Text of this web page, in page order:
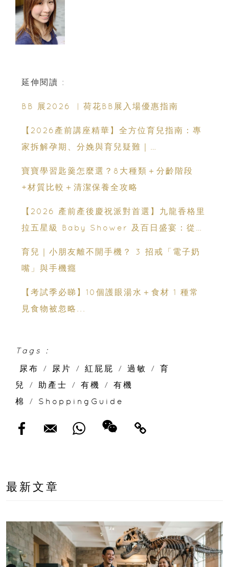
延伸閱讀 :
BB 展2026 ︳荷花BB展入場優惠指南
【2026產前講座精華】全方位育兒指南：專
家拆解孕期、分娩與育兒疑難｜
寶寶學習匙羹怎麼選？8大種類＋分齡階段
+材質比較＋清潔保養全攻略
【2026 產前產後慶祝派對首選】九龍香格里
拉五星級 Baby Shower 及百日盛宴：從米
育兒｜小朋友離不開手機？ 3 招戒「電子奶
嘴」與手機癮
【考試季必睇】10個護眼湯水＋食材 1 種常
見食物被忽略...
Tags :
尿布
/ 尿片 / 紅屁屁 / 過敏 /
育
兒
/ 助產士 / 有機 /
有機
棉
/ ShoppingGuide
最新文章